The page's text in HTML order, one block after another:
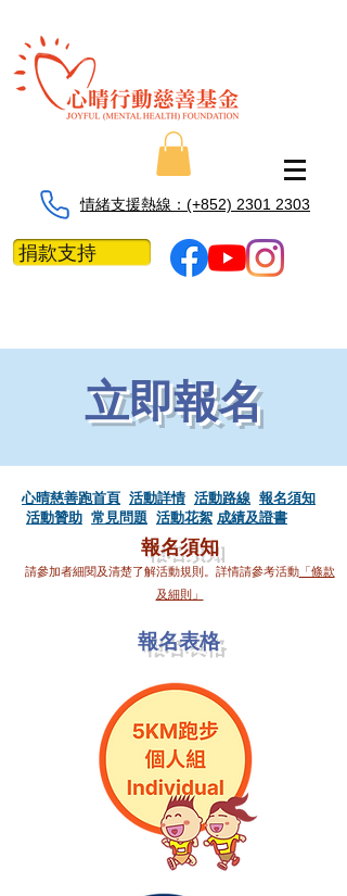
情緒支援熱線：​​(+852) 2301 2303
捐款支持
立即報名
心晴慈善跑首頁 活動詳情 活動路線 報名須知
活動贊助 ​常見問題 活動花絮 成績及證書
報名須知
請參加者細閱及清楚了解活動規則。詳情請參考活動「條款
及細則」
​報名表格